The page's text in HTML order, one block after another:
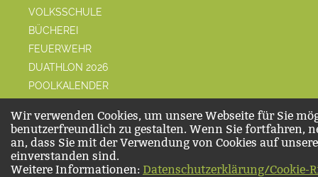
VOLKSSCHULE
BÜCHEREI
FEUERWEHR
DUATHLON 2026
POOLKALENDER
Wir verwenden Cookies, um unsere Webseite für Sie
benutzerfreundlich zu gestalten. Wenn Sie fortfahren,
an, dass Sie mit der Verwendung von Cookies auf
einverstanden sind.
Weitere Informationen: Datenschutzerklärung/Cookie-